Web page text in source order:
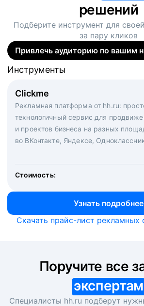
решений
Подберите инструмент для своей
за пару кликов
Привлечь аудиторию по вашим
Clickme
Рекламная платформа от hh.ru:
технологичный сервис для
и проектов бизнеса на разных
во ВКонтакте, Яндексе,
Стоимость:
Узнать подробнее
Инструменты
Вакансия дня
Рекламный формат для вакансий на
hh.ru. Увеличивает количество
Инструменты
Массовый подбор под ключ. Решите,
кандидатов и когда вам нужно, и за
маркетологи, рекрутеры и
hh.ru с целым набором digital-
Инструменты
Скачать прайс-лист рекламных
экспертам
Специалисты hh.ru подберут